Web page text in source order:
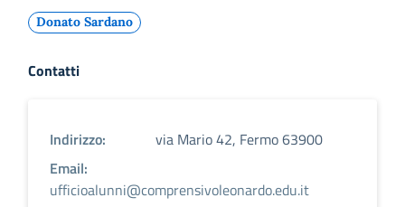
Donato Sardano
Contatti
Indirizzo:
via Mario 42, Fermo 63900
Email:
ufficioalunni@comprensivoleonardo.edu.it